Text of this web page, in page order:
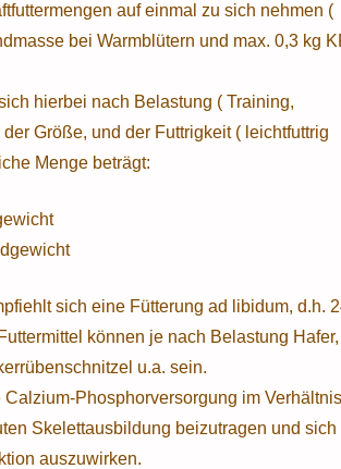
auf einmal zu sich nehmen (
bei Warmblütern und max. 0,3 kg
hierbei nach Belastung ( Training,
Größe, und der Futtrigkeit ( leichtfuttrig
Menge beträgt:
sich eine Fütterung ad libidum, d.h.
können je nach Belastung Hafer,
u.a. sein.
Phosphorversorgung im Verhältnis
Skelettausbildung beizutragen und sich
auszuwirken.